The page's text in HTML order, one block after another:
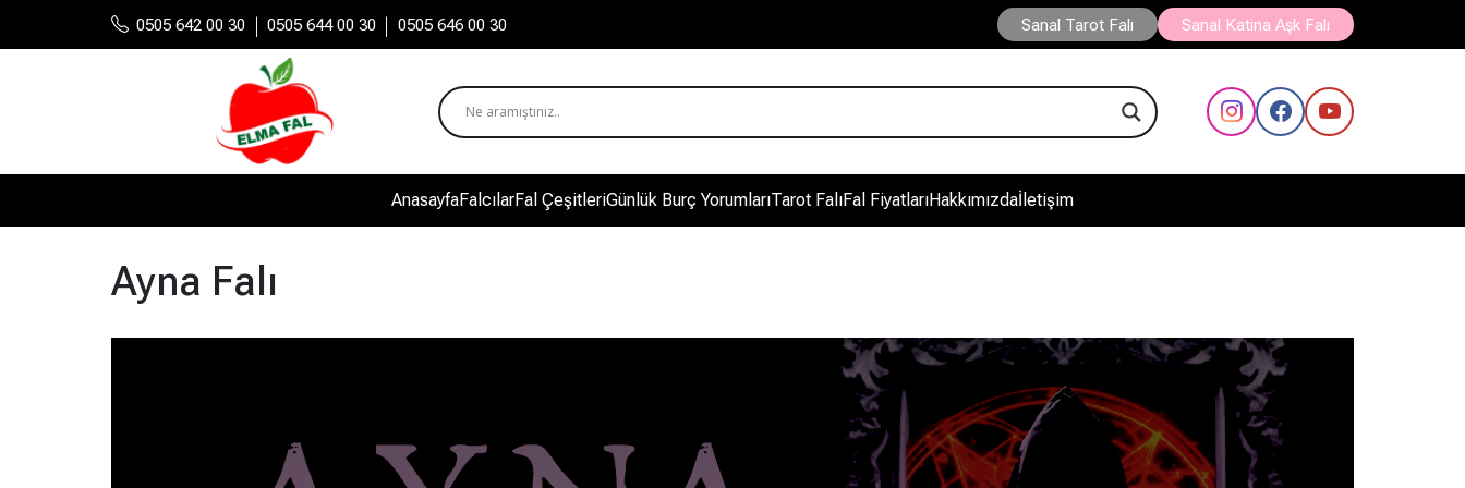
0505 642 00 30 | 0505 644 00 30 | 0505 646 00 30 Sanal Tarot Falı Sanal Katina Aşk Falı
AnasayfaFalcılarFal ÇeşitleriGünlük Burç YorumlarıTarot FalıFal FiyatlarıHakkımızdaİletişim
Ayna Falı